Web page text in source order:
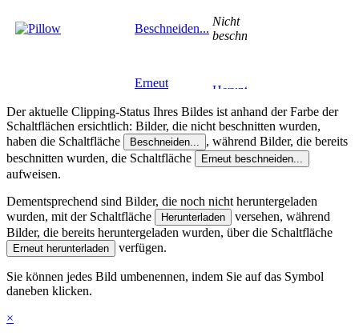
Der aktuelle Clipping-Status Ihres Bildes ist anhand der Farbe der
Schaltflächen ersichtlich: Bilder, die nicht beschnitten wurden,
haben die Schaltfläche
Beschneiden...
, während Bilder, die bereits
beschnitten wurden, die Schaltfläche
Erneut beschneiden...
aufweisen.
Dementsprechend sind Bilder, die noch nicht heruntergeladen
wurden, mit der Schaltfläche
Herunterladen
versehen, während
Bilder, die bereits heruntergeladen wurden, über die Schaltfläche
Erneut herunterladen verfügen.
Sie können jedes Bild umbenennen, indem Sie auf das Symbol
daneben klicken.
×